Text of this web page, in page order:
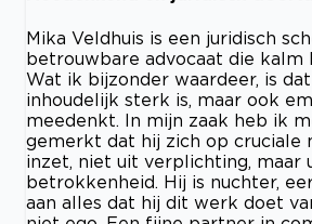
Mika Veldhuis is een juridisch
betrouwbare advocaat die kalm
Wat ik bijzonder waardeer, is
inhoudelijk sterk is, maar ook
meedenkt. In mijn zaak heb ik
gemerkt dat hij zich op cruciale
inzet, niet uit verplichting, maar
betrokkenheid. Hij is nuchter,
aan alles dat hij dit werk doet